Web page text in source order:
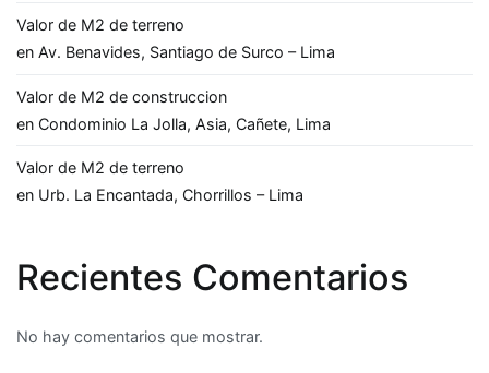
Valor de M2 de terreno
en Av. Benavides, Santiago de Surco – Lima
Valor de M2 de construccion
en Condominio La Jolla, Asia, Cañete, Lima
Valor de M2 de terreno
en Urb. La Encantada, Chorrillos – Lima
Recientes Comentarios
No hay comentarios que mostrar.